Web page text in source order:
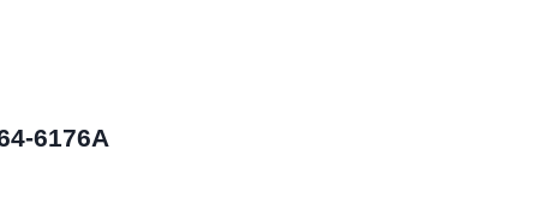
6176A